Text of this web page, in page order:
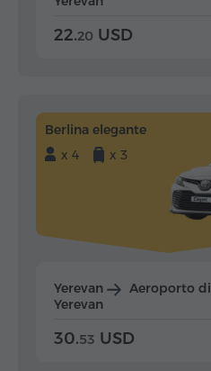
22.20 USD
Berlina elegante
x 4
x 3
Yerevan
Aeroporto di
Yerevan
30.53 USD